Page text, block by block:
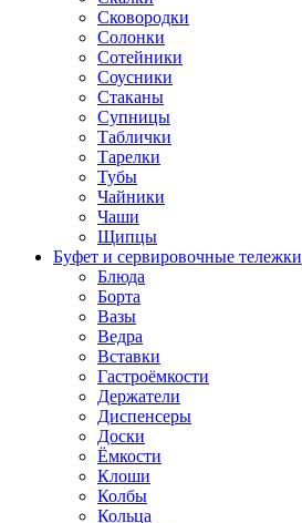
Сковородки
Солонки
Сотейники
Соусники
Стаканы
Супницы
Таблички
Тарелки
Тубы
Чайники
Чаши
Щипцы
Буфет и сервировочные тележки
Блюда
Борта
Вазы
Ведра
Вставки
Гастроёмкости
Держатели
Диспенсеры
Доски
Ёмкости
Клоши
Колбы
Кольца